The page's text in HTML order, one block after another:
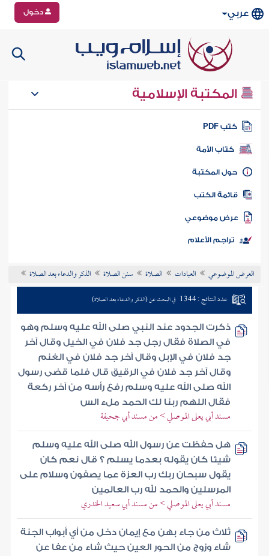
عربي دخول
المكتبة الإسلامية
كتب PDF
كتاب الأمة
المكتبة
الكتب
موضوعي
تراجم الأعلام
العرض الموضوعي العبادات الصلاة سنن الصلاة الذكر والدعاء بعد الصلاة
عدد النتائج : 1344 في البحث عن (الذكر والدعاء بعد الصلاة)
ذكرت الجدود عند النبي صلى الله عليه وسلم وهو
في الصلاة فقال رجل جد فلان في الخيل وقال آخر
جد فلان في الإبل وقال آخر جد فلان في الغنم
وقال آخر جد فلان في الرقيق قال فلما قضى رسول
الله صلى الله عليه وسلم رفع رأسه من آخر ركعة
فقال اللهم ربنا لك الحمد ملء الس
مسند أبي يعلى الموصلي > من مسند أبي جحيفة
هل حفظت عن رسول الله صلى الله عليه وسلم
شيئا كان يقوله بعدما يسلم ؟ قال نعم كان
يقول سبحان ربك رب العزة عما يصفون وسلام على
المرسلين والحمد لله رب العالمين
مسند أبي يعلى الموصلي > من مسند أبي سعيد الخدري
ثلاث من جاء بهن مع إيمان دخل من أي أبواب الجنة
شاء وزوج من الحور العين حيث شاء من عفا عن